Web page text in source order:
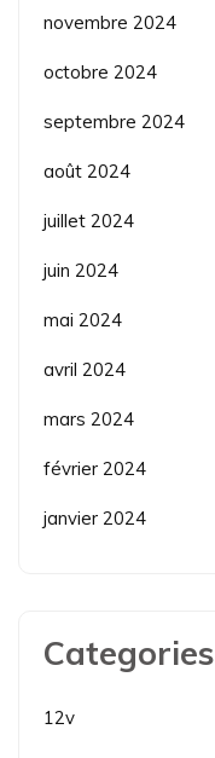
novembre 2024
octobre 2024
septembre 2024
août 2024
juillet 2024
juin 2024
mai 2024
avril 2024
mars 2024
février 2024
janvier 2024
Categories
12v